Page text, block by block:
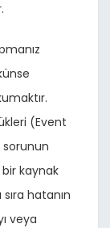
(Event
sorunun
kaynak
hatanın
veya